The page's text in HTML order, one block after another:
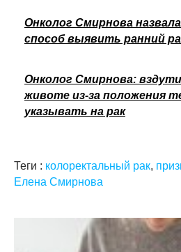
Онколог Смирнова
способ выявить ранний
Онколог Смирнова:
животе из-за положения
указывать на рак
Теги : колоректальный рак,
Елена Смирнова